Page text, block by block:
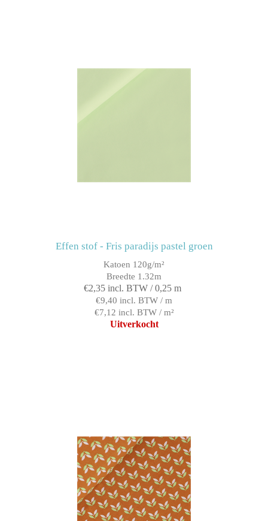
Effen stof - Fris paradijs pastel groen
Katoen 120g/m²
Breedte 1.32m
€2,35 incl. BTW / 0,25 m
€9,40 incl. BTW / m
€7,12 incl. BTW / m²
Uitverkocht